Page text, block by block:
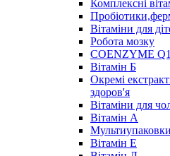
Комплексні
Вітаміни для
Робота мозку
COENZYME
Вітамін Б
Окремі
здоров'я
Вітаміни для
Вітамін А
Мультиупаковки
Вітамін Е